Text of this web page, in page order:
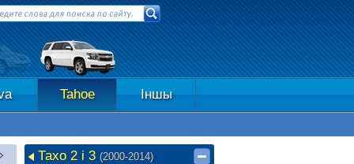
Tahoe Іншы
Тахо 2 і 3 (2000-2014)